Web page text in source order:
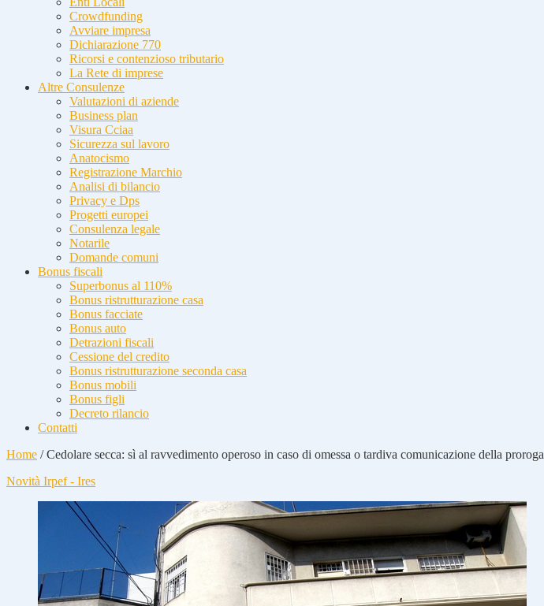
Crowdfunding
Avviare impresa
Dichiarazione 770
Ricorsi e contenzioso tributario
La Rete di imprese
Altre Consulenze
Valutazioni di aziende
Business plan
Visura Cciaa
Sicurezza sul lavoro
Anatocismo
Registrazione Marchio
Analisi di bilancio
Privacy e Dps
Progetti europei
Consulenza legale
Notarile
Domande comuni
Bonus fiscali
Superbonus al 110%
Bonus ristrutturazione casa
Bonus facciate
Bonus auto
Detrazioni fiscali
Cessione del credito
Bonus ristrutturazione seconda casa
Bonus mobili
Bonus figli
Decreto rilancio
Contatti
Home /Cedolare secca: sì al ravvedimento operoso in caso di omessa o tardiva comunicazione della proroga
Novità Irpef - Ires